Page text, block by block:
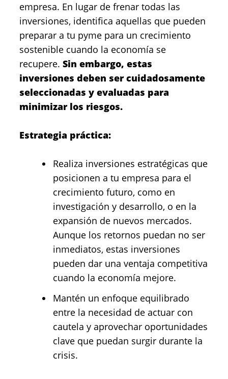
empresa. En lugar de frenar todas las
inversiones, identifica aquellas que pueden
preparar a tu pyme para un crecimiento
sostenible cuando la economía se
recupere. Sin embargo, estas
inversiones deben ser cuidadosamente
seleccionadas y evaluadas para
minimizar los riesgos.
Estrategia práctica:
Realiza inversiones estratégicas que
posicionen a tu empresa para el
crecimiento futuro, como en
investigación y desarrollo, o en la
expansión de nuevos mercados.
Aunque los retornos puedan no ser
inmediatos, estas inversiones
pueden dar una ventaja competitiva
cuando la economía mejore.
Mantén un enfoque equilibrado
entre la necesidad de actuar con
cautela y aprovechar oportunidades
clave que puedan surgir durante la
crisis.